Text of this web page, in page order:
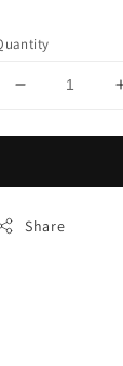
Share